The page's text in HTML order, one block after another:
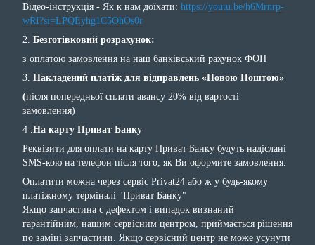
Відео-інструкція - Як к нам доїхати: https://youtu.be/h6Mrnrp-
wRI?si=LPQEyhg1C5OhOs0r
2. Безготівковий розрахунок:
з оплатою замовлення на наш банківський рахунок ФОП
3. Накладений платіж для відправлень «Новою Поштою»
(після попередньої сплати авансу 20% від вартості
замовлення)
4 . На карту Приват Банку
Реквізити для оплати на карту Приват Банку будуть надіслані
SMS-кою на телефон після того, як Ви оформите замовлення.
Оплатити можна через сервіс Privat24 або ж у будь-якому
платіжному терміналі "Приват Банку"
Якщо запчастина с дефектом і випадок визнаний
гарантійним, нашим сервісним центром, приймається рішення
по заміні запчастини. Якщо сервісний центр не може усунути